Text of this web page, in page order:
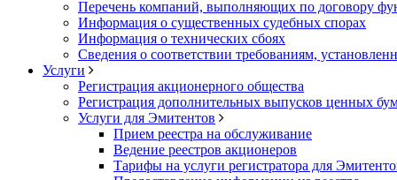
Перечень компаний, выполняющих по договору
Информация о существенных судебных спорах
Информация о технических сбоях
Сведения о соответствии требованиям,
Услуги
Регистрация акционерного общества
Регистрация дополнительных выпусков ценных
Услуги для Эмитентов
Прием реестра на обслуживание
Ведение реестров акционеров
Тарифы на услуги регистратора для